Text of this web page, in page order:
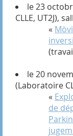
le 23
CLLE, UT2J),
«
le 20
(Laboratoire
«
de